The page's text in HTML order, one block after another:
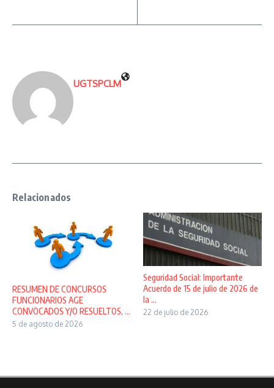
UGTSPCLM
Relacionados
RESUMEN DE CONCURSOS
FUNCIONARIOS AGE
CONVOCADOS Y/O RESUELTOS, ...
5 de agosto de 2026
Seguridad Social: Importante
Acuerdo de 15 de julio de 2026 de
la ...
22 de julio de 2026